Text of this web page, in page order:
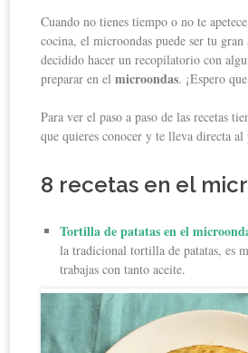
Cuando no tienes tiempo o no te
cocina, el microondas puede ser tu
decidido hacer un recopilatorio con
preparar en elmicroondas. ¡Espero
Para ver el paso a paso de las recetas
que quieres conocer y te lleva directa al
8 recetas en el
Tortilla de patatas en el
la tradicional tortilla de patatas, es
trabajas con tanto aceite.